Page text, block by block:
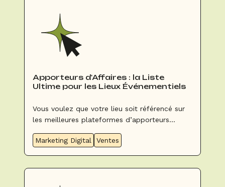
vos nouveaux formats et proposer aux
entreprises autant que possible des
événements clé en main (façon de parler) ?
Apporteurs d'Affaires : la Liste
Ultime pour les Lieux Événementiels
Vous voulez que votre lieu soit référencé sur
les meilleures plateformes d’apporteurs
supplémentaires ? En voici la liste complète
Marketing Digital Ventes